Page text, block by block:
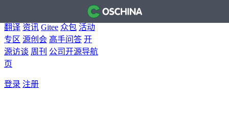
博客
翻译 资讯 Gitee 众包 活动
专区 源创会 高手问答 开
源访谈 周刊 公司开源导航
页
登录 注册